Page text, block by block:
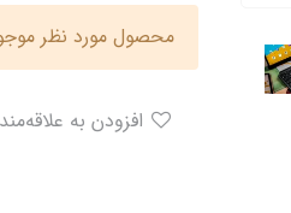
محصول مورد نظر